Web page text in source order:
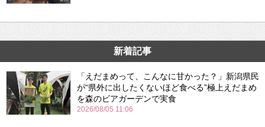
新着記事
「えだまめって、こんなに甘かった？」新潟県民
が“県外に出したくないほど食べる”極上えだまめ
を森のビアガーデンで実食
2026/08/05 11:06